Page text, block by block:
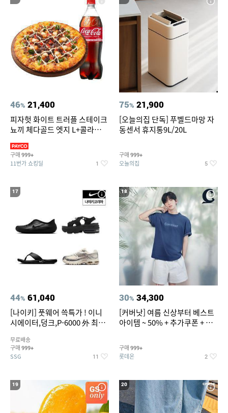
46% 21,400
피자헛 화이트 트러플 스테이크
뇨끼 체다골드 엣지 L+콜라
구매 999+
11번가 쇼킹딜 1
75% 21,900
[오늘의집 단독] 푸벨드마망 자
동센서 휴지통9L/20L
구매 999+
오늘의집 5
17
44% 61,040
[나이키] 풋웨어 쓱특가 ! 이니
시에이터,덩크,P-6000 外 최대
무료배송
구매 999+
SSG 11
18
30% 34,300
[커버낫] 여름 신상부터 베스트
아이템 ~ 50% + 추가쿠폰 + 카
구매 999+
롯데온 2
19 20